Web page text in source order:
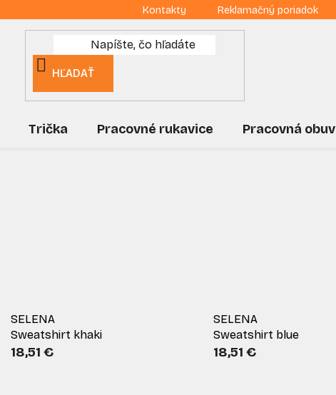
Kontakty Reklamačný poriadok
HĽADAŤ
Trička Pracovné rukavice Pracovná obuv
SELENA
Sweatshirt khaki
18,51 €
SELENA
Sweatshirt blue
18,51 €